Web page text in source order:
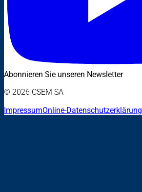
Abonnieren Sie unseren Newsletter
© 2026 CSEM SA
ImpressumOnline-Datenschutzerklärung